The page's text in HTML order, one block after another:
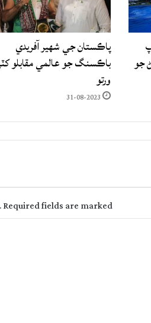
جو
پاڪستان جي شهير آفريدي
باڪسنگ جو عالمي مقابلو
ورتو
31-08-2023
Required fields are marked